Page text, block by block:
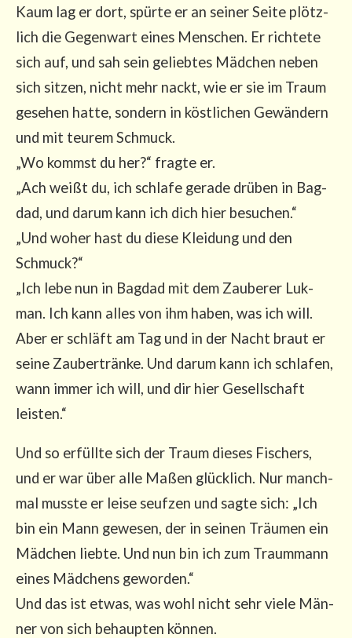
Kaum lag er dort, spür­te er an sei­ner Sei­te plötz­
lich die Gegen­wart eines Men­schen. Er rich­te­te
sich auf, und sah sein gelieb­tes Mäd­chen neben
sich sit­zen, nicht mehr nackt, wie er sie im Traum
gese­hen hat­te, son­dern in köst­li­chen Gewän­dern
und mit teu­rem Schmuck.
„Wo kommst du her?“ frag­te er.
„Ach weißt du, ich schla­fe gera­de drü­ben in Bag­
dad, und dar­um kann ich dich hier besu­chen.“
„Und woher hast du die­se Klei­dung und den
Schmuck?“
„Ich lebe nun in Bag­dad mit dem Zau­be­rer Luk­
man. Ich kann alles von ihm haben, was ich will.
Aber er schläft am Tag und in der Nacht braut er
sei­ne Zau­ber­trän­ke. Und dar­um kann ich schla­fen,
wann immer ich will, und dir hier Gesell­schaft
leisten.“
Und so erfüll­te sich der Traum die­ses Fischers,
und er war über alle Maßen glück­lich. Nur manch­
mal muss­te er lei­se seuf­zen und sag­te sich: „Ich
bin ein Mann gewe­sen, der in sei­nen Träu­men ein
Mäd­chen lieb­te. Und nun bin ich zum Traum­mann
eines Mäd­chens gewor­den.“
Und das ist etwas, was wohl nicht sehr vie­le Män­
ner von sich behaup­ten können.